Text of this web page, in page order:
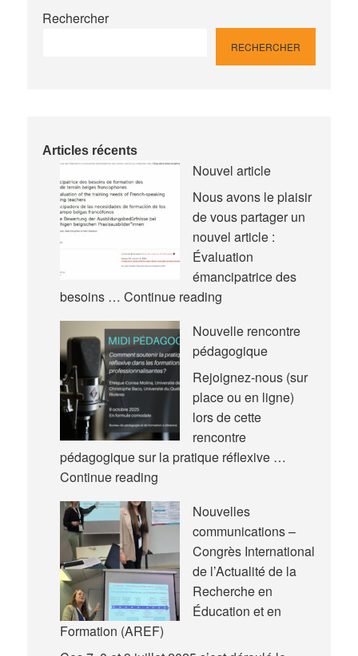
Rechercher
RECHERCHER
Articles récents
Nouvel article
Nous avons le plaisir
de vous partager un
nouvel article :
Évaluation
émancipatrice des
besoins … Continue readingNouvel
Nouvelle rencontre
pédagogique
Rejoignez-nous (sur
place ou en ligne)
lors de cette
rencontre
pédagogique sur la pratique réflexive …
Continue readingNouvelle
pédagogique
Nouvelles
communications –
Congrès International
de l’Actualité de la
Recherche en
Éducation et en
Formation (AREF)